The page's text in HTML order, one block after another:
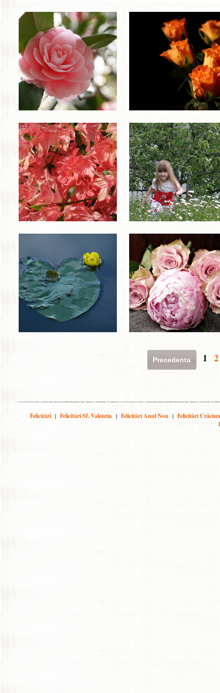
Precedenta 1 2
Felicitări | Felicitări Sf. Valentin | Felicitări Anul Nou | Felicitări